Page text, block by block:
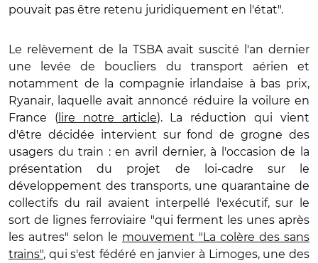
pouvait pas être retenu juridiquement en l'état".
Le relèvement de la TSBA avait suscité l'an dernier
une levée de boucliers du transport aérien et
notamment de la compagnie irlandaise à bas prix,
Ryanair, laquelle avait annoncé réduire la voilure en
France (lire notre article). La réduction qui vient
d'être décidée intervient sur fond de grogne des
usagers du train : en avril dernier, à l'occasion de la
présentation du projet de loi-cadre sur le
développement des transports, une quarantaine de
collectifs du rail avaient interpellé l'exécutif, sur le
sort de lignes ferroviaire "qui ferment les unes après
les autres" selon le mouvement "La colère des sans
trains", qui s'est fédéré en janvier à Limoges, une des